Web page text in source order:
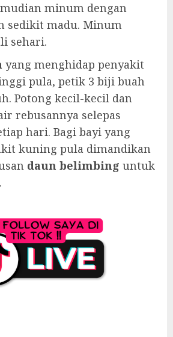
minum dengan
sedikit madu. Minum
sehari.
yang menghidap penyakit
pula, petik 3 biji buah
Potong kecil-kecil dan
rebusannya selepas
hari. Bagi bayi yang
kuning pula dimandikan
daun belimbing untuk